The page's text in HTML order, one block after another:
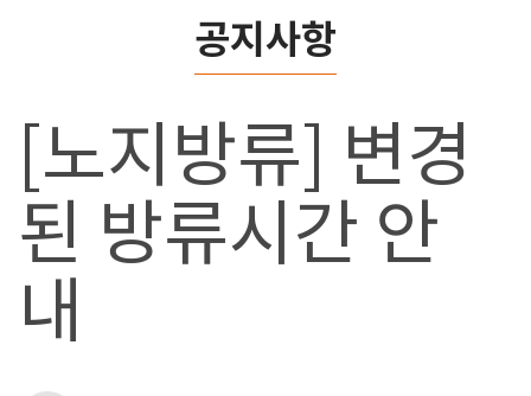
공지사항
[노지방류] 변경
된 방류시간 안
내